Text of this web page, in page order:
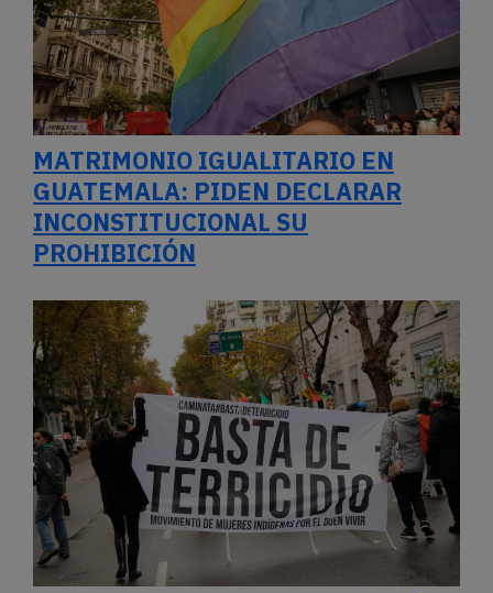
MATRIMONIO IGUALITARIO EN
GUATEMALA: PIDEN DECLARAR
INCONSTITUCIONAL SU
PROHIBICIÓN